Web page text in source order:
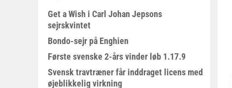
Get a Wish i Carl Johan Jepsons
sejrskvintet
Bondo-sejr på Enghien
Første svenske 2-års vinder løb 1.17.9
Svensk travtræner får inddraget licens med
øjeblikkelig virkning